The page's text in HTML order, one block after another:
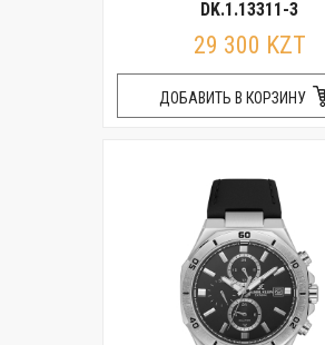
DK.1.13311-3
29 300 KZT
ДОБАВИТЬ В КОРЗИНУ